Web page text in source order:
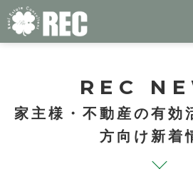
REC
家主様・不動産の有効
方向け新着